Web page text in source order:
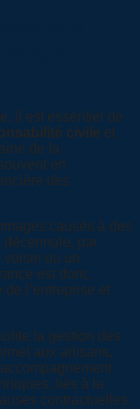
il est essentiel de
civile et
de la
en
des
causés à des
décennale, par
voisin ou un
est donc
l’entreprise et
la gestion des
aux artisans,
liés à la
contractuelles.